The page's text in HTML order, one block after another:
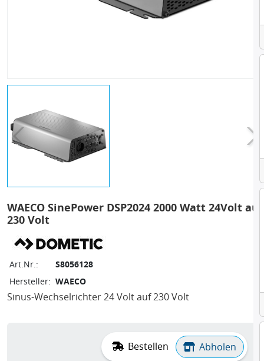
WAECO SinePower DSP2024 2000 Watt 24Volt auf
230 Volt
Art.Nr.:
S8056128
Hersteller: WAECO
Sinus-Wechselrichter 24 Volt auf 230 Volt
Bestellen Abholen